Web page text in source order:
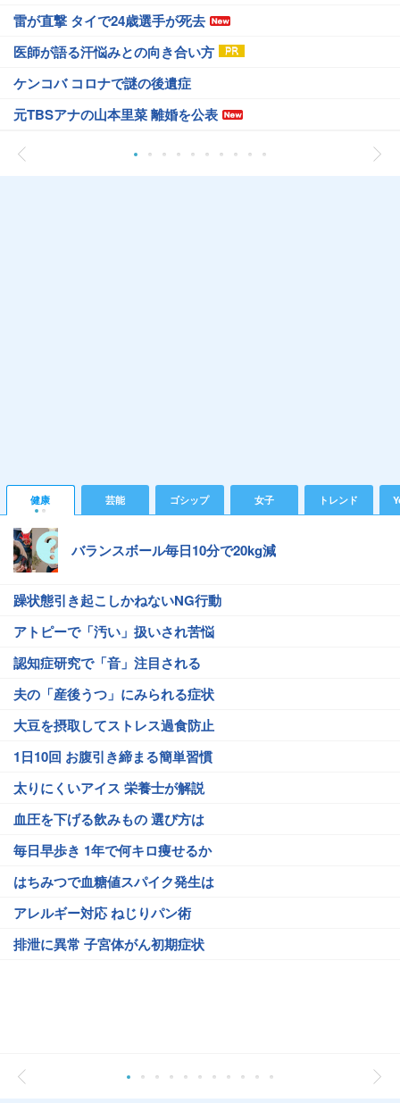
雷が直撃 タイで24歳選手が死去
医師が語る汗悩みとの向き合い方
ケンコバ コロナで謎の後遺症
元TBSアナの山本里菜 離婚を公表
健康 芸能 ゴシップ 女子 トレンド
バランスボール毎日10分で20kg減
躁状態引き起こしかねないNG行動
アトピーで「汚い」扱いされ苦悩
認知症研究で「音」注目される
夫の「産後うつ」にみられる症状
大豆を摂取してストレス過食防止
1日10回 お腹引き締まる簡単習慣
太りにくいアイス 栄養士が解説
血圧を下げる飲みもの 選び方は
毎日早歩き 1年で何キロ痩せるか
はちみつで血糖値スパイク発生は
アレルギー対応 ねじりパン術
排泄に異常 子宮体がん初期症状